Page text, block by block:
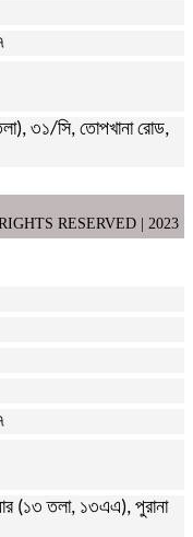
৩১/সি, তোপখানা রোড,
RESERVED | 2023
(১৩ তলা, ১৩এএ), পুরানা